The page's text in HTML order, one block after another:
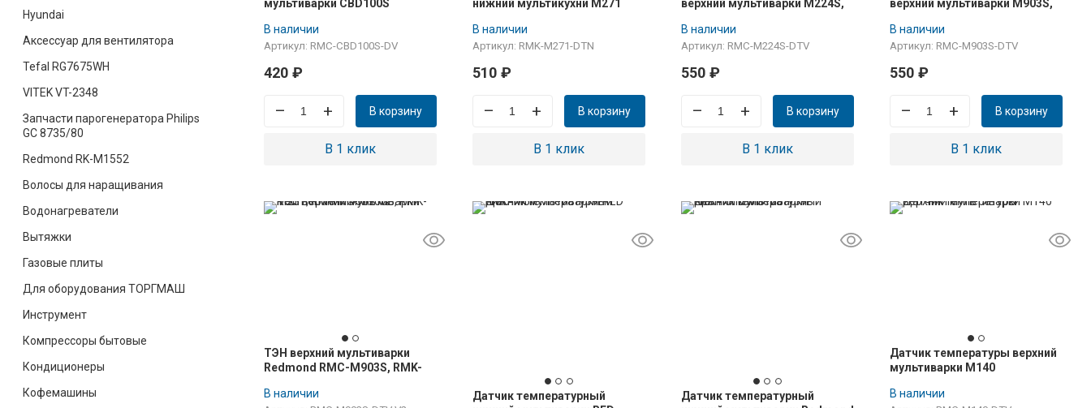
Hyundai
Аксессуар для вентилятора
Tefal RG7675WH
VITEK VT-2348
Запчасти парогенератора Philips
GC 8735/80
Redmond RK-M1552
Волосы для наращивания
Водонагреватели
Вытяжки
Газовые плиты
Для оборудования ТОРГМАШ
Инструмент
Компрессоры бытовые
Кондиционеры
Кофемашины
мультиварки CBD100S
В наличии
Артикул: RMC-CBD100S-DV
420 ₽
– + В корзину
В 1 клик
нижний мультикухни M271
В наличии
Артикул: RMK-M271-DTN
510 ₽
– + В корзину
В 1 клик
верхний мультиварки M224S,
В наличии
Артикул: RMC-M224S-DTV
550 ₽
– + В корзину
В 1 клик
верхний мультиварки M903S,
В наличии
Артикул: RMC-M903S-DTV
550 ₽
– + В корзину
В 1 клик
ТЭН верхний мультиварки
Redmond RMC-M903S, RMK-
В наличии
Датчик температурный
Датчик температурный
Датчик температуры верхний
мультиварки M140
В наличии